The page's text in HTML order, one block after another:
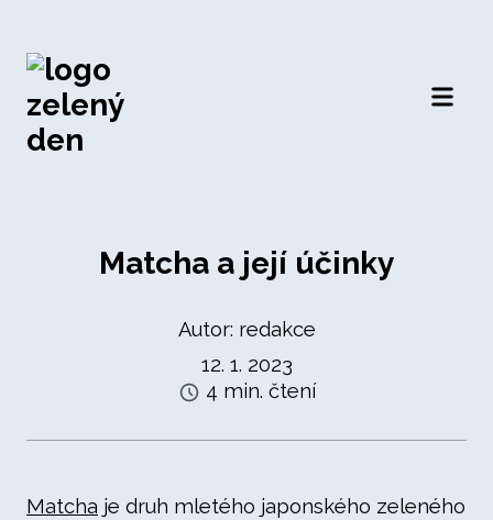
Matcha a její účinky
Autor: redakce
12. 1. 2023
4 min. čtení
Matcha je druh mletého japonského zeleného